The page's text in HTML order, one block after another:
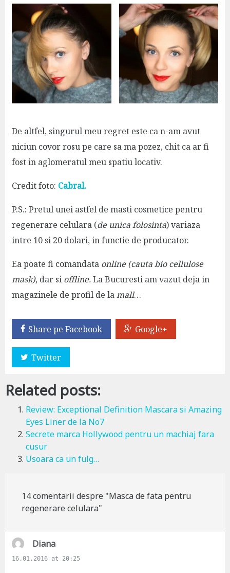
De altfel, singurul meu regret este ca n-am avut
niciun covor rosu pe care sa ma pozez, chit ca ar fi
fost in aglomeratul meu spatiu locativ.
Credit foto: Cabral.
P.S.: Pretul unei astfel de masti cosmetice pentru
regenerare celulara (de unica folosinta) variaza
intre 10 si 20 dolari, in functie de producator.
Ea poate fi comandata online (cauta bio cellulose
mask), dar si offline.La Bucuresti am vazut deja in
magazinele de profil de lamall…
Share pe Facebook Google+
Twitter
Related posts:
Review: Exceptional Definition Mascara si Amazing
Eyes Liner de la No7
Secrete marca Hollywood pentru un machiaj fara
cusur
Usoara ca un fulg…
14 comentarii despre "Masca de fata pentru
regenerare celulara"
Dianas
a
16.01.2016 at 20:25